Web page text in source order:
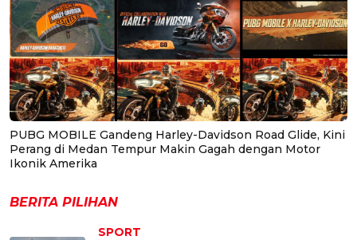
PUBG MOBILE Gandeng Harley-Davidson Road Glide, Kini
Perang di Medan Tempur Makin Gagah dengan Motor
Ikonik Amerika
BERITA PILIHAN
SPORT